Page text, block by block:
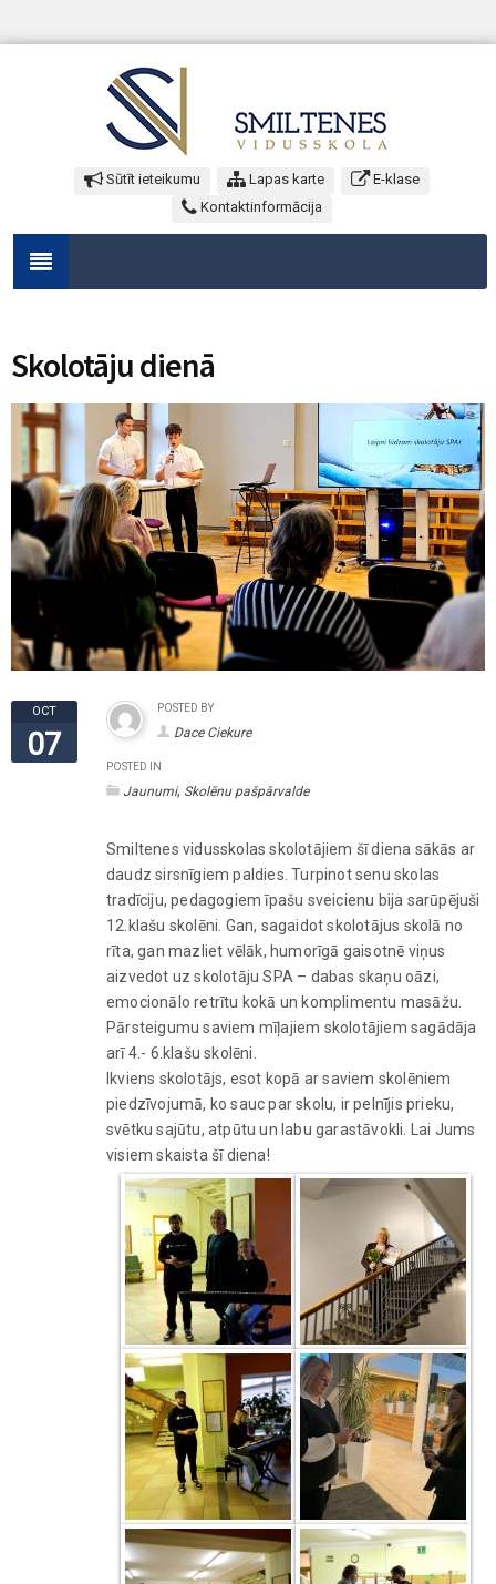
Sūtīt ieteikumu Lapas karte
E-klase
Kontaktinformācija
Skolotāju dienā
OCT
07
POSTED BY
Dace Ciekure
POSTED IN
Jaunumi, Skolēnu pašpārvalde
Smiltenes vidusskolas skolotājiem šī diena sākās ar
daudz sirsnīgiem paldies. Turpinot senu skolas
tradīciju, pedagogiem īpašu sveicienu bija sarūpējuši
12.klašu skolēni. Gan, sagaidot skolotājus skolā no
rīta, gan mazliet vēlāk, humorīgā gaisotnē viņus
aizvedot uz skolotāju SPA – dabas skaņu oāzi,
emocionālo retrītu kokā un komplimentu masāžu.
Pārsteigumu saviem mīļajiem skolotājiem sagādāja
arī 4.- 6.klašu skolēni.
Ikviens skolotājs, esot kopā ar saviem skolēniem
piedzīvojumā, ko sauc par skolu, ir pelnījis prieku,
svētku sajūtu, atpūtu un labu garastāvokli. Lai Jums
visiem skaista šī diena!